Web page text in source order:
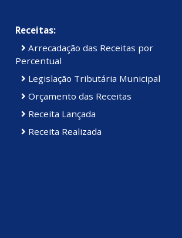
Receitas:
Arrecadação das Receitas por
Percentual
Legislação Tributária Municipal
Orçamento das Receitas
Receita Lançada
Receita Realizada